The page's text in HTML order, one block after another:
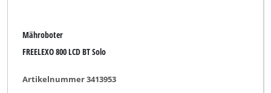
Mähroboter
FREELEXO 800 LCD BT Solo
Artikelnummer 3413953